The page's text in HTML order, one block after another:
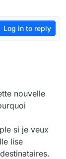
Log in to reply
nouvelle
si je veux
lise